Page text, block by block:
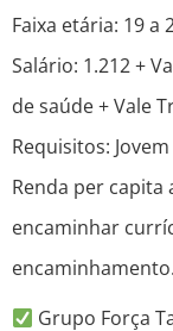
Faixa etária: 19 a
Salário: 1.212 +
de saúde + Vale
Requisitos:
Renda per
encaminhar
Grupo Força